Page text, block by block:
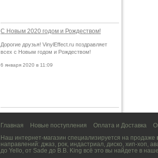
С Новым 2020 годом и Рождеством!
Дорогие друзья! VinylEffect.ru поздравляет
всех с Новым годом и Рождеством!
6 января 2020 в 11:09
Главная Новые поступления Оплата и Доставка
Наш интернет-магазин специализируется на продаже
направлений: джаз, рок, индастриал, диско, хип-хоп,
до Yello, от Sade до B.B. King всё это вы найдете в